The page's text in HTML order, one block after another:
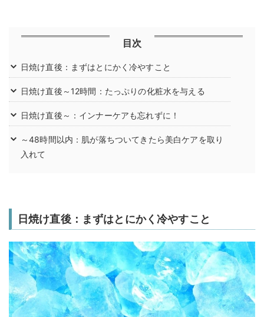
目次
日焼け直後：まずはとにかく冷やすこと
日焼け直後～12時間：たっぷりの化粧水を与える
日焼け直後～：インナーケアも忘れずに！
～48時間以内：肌が落ちついてきたら美白ケアを取り
入れて
日焼け直後：まずはとにかく冷やすこと